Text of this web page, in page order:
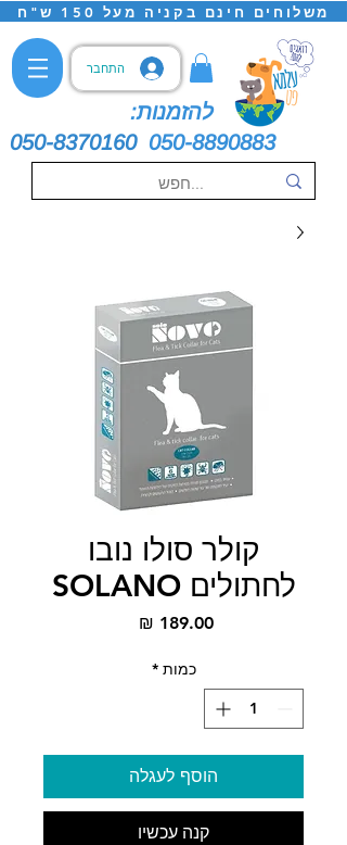
משלוחים חינם בקניה מעל 150 ש"ח
התחבר
להזמנות:
050-8370160 050-8890883
קולר סולו נובו
לחתולים SOLANO
כמות *
הוסף לעגלה
קנה עכשיו